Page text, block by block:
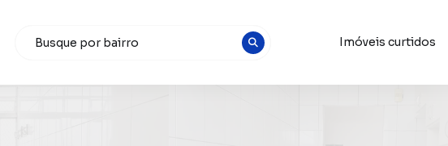
Imóveis curtidos